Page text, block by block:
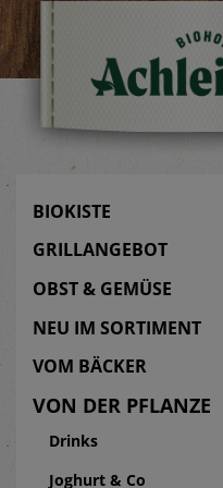
BIOKISTE
GRILLANGEBOT
OBST & GEMÜSE
NEU IM SORTIMENT
VOM BÄCKER
VON DER PFLANZE
Drinks
Joghurt & Co